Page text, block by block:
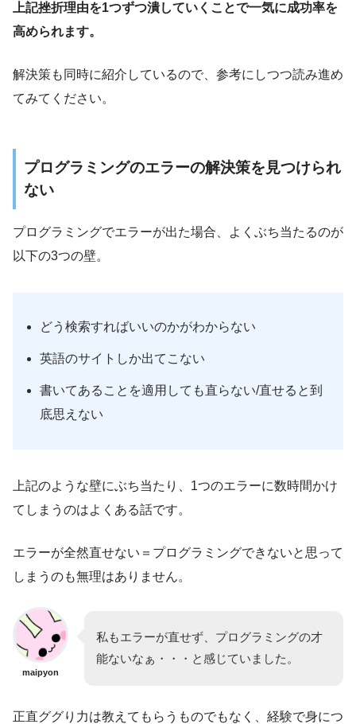
上記挫折理由を1つずつ潰していくことで一気に成功率を
高められます。
解決策も同時に紹介しているので、参考にしつつ読み進め
てみてください。
プログラミングのエラーの解決策を見つけられ
ない
プログラミングでエラーが出た場合、よくぶち当たるのが
以下の3つの壁。
どう検索すればいいのかがわからない
英語のサイトしか出てこない
書いてあることを適用しても直らない/直せると到
底思えない
上記のような壁にぶち当たり、1つのエラーに数時間かけ
てしまうのはよくある話です。
エラーが全然直せない＝プログラミングできないと思って
しまうのも無理はありません。
maipyon
私もエラーが直せず、プログラミングの才
能ないなぁ・・・と感じていました。
正直ググり力は教えてもらうものでもなく、経験で身につ